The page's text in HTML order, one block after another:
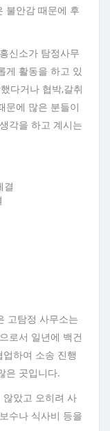
불안감 때문에 후
신소가 탐정사무
게 활동을 하고 있
다거나 협박,갈취
문에 많은 분들이
각을 하고 계시는
고탐정 사무소는
로서 일년에 백건
하여 소송 진행
은 곳입니다.
았고 오히려 사
수나 식사비 등을